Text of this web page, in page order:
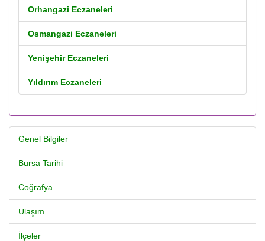
Orhangazi Eczaneleri
Osmangazi Eczaneleri
Yenişehir Eczaneleri
Yıldırım Eczaneleri
Genel Bilgiler
Bursa Tarihi
Coğrafya
Ulaşım
İlçeler